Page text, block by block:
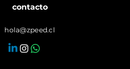
contacto
hola@zpeed.cl